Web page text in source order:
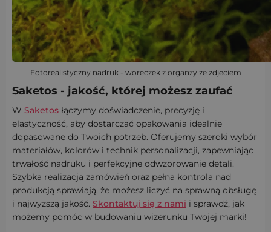
Fotorealistyczny nadruk - woreczek z organzy ze zdjeciem
Saketos - jakość, której możesz zaufać
W Saketos łączymy doświadczenie, precyzję i
elastyczność, aby dostarczać opakowania idealnie
dopasowane do Twoich potrzeb. Oferujemy szeroki wybór
materiałów, kolorów i technik personalizacji, zapewniając
trwałość nadruku i perfekcyjne odwzorowanie detali.
Szybka realizacja zamówień oraz pełna kontrola nad
produkcją sprawiają, że możesz liczyć na sprawną obsługę
i najwyższą jakość. Skontaktuj się z nami i sprawdź, jak
możemy pomóc w budowaniu wizerunku Twojej marki!